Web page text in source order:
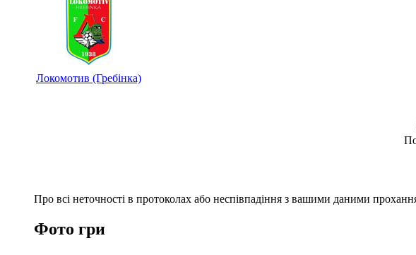
Локомотив (Гребінка)
Про всі неточності в протоколах або неспівпадіння з вашими даними
Фото гри